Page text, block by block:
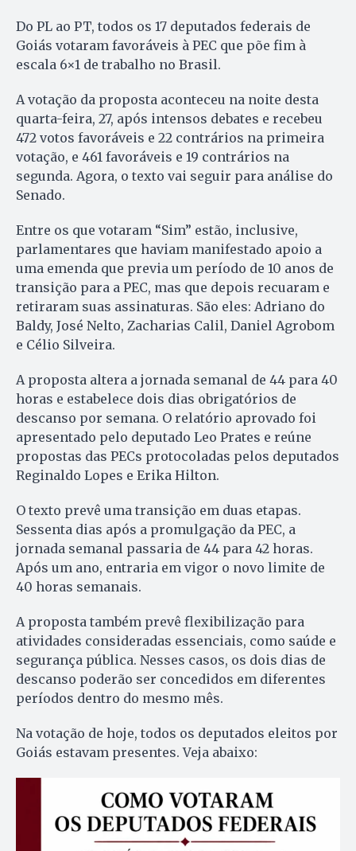
Do PL ao PT, todos os 17 deputados federais de
Goiás votaram favoráveis à PEC que põe fim à
escala 6×1 de trabalho no Brasil.
A votação da proposta aconteceu na noite desta
quarta-feira, 27, após intensos debates e recebeu
472 votos favoráveis e 22 contrários na primeira
votação, e 461 favoráveis e 19 contrários na
segunda. Agora, o texto vai seguir para análise do
Senado.
Entre os que votaram “Sim” estão, inclusive,
parlamentares que haviam manifestado apoio a
uma emenda que previa um período de 10 anos de
transição para a PEC, mas que depois recuaram e
retiraram suas assinaturas. São eles: Adriano do
Baldy, José Nelto, Zacharias Calil, Daniel Agrobom
e Célio Silveira.
A proposta altera a jornada semanal de 44 para 40
horas e estabelece dois dias obrigatórios de
descanso por semana. O relatório aprovado foi
apresentado pelo deputado Leo Prates e reúne
propostas das PECs protocoladas pelos deputados
Reginaldo Lopes e Erika Hilton.
O texto prevê uma transição em duas etapas.
Sessenta dias após a promulgação da PEC, a
jornada semanal passaria de 44 para 42 horas.
Após um ano, entraria em vigor o novo limite de
40 horas semanais.
A proposta também prevê flexibilização para
atividades consideradas essenciais, como saúde e
segurança pública. Nesses casos, os dois dias de
descanso poderão ser concedidos em diferentes
períodos dentro do mesmo mês.
Na votação de hoje, todos os deputados eleitos por
Goiás estavam presentes. Veja abaixo: